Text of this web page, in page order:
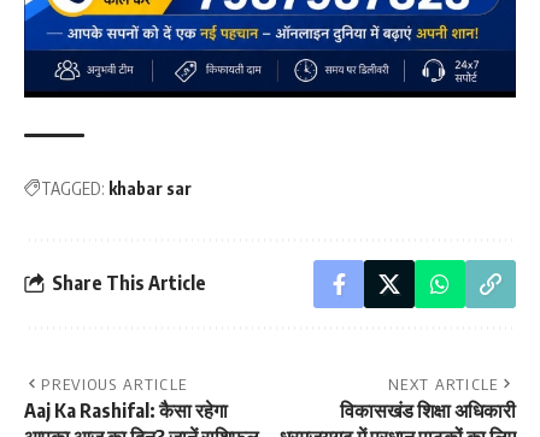
TAGGED: khabar sar
Share This Article
PREVIOUS ARTICLE
Aaj Ka Rashifal: कैसा रहेगा
NEXT ARTICLE
विकासखंड शिक्षा अधिकारी